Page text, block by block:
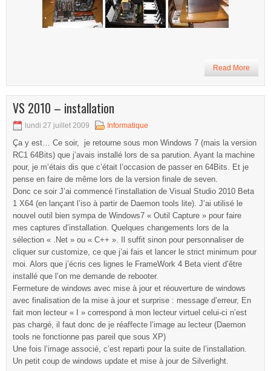
Read More
VS 2010 – installation
lundi 27 juillet 2009 Informatique
Ça y est… Ce soir, je retourne sous mon Windows 7 (mais la version
RC1 64Bits) que j’avais installé lors de sa parution. Ayant la machine
pour, je m’étais dis que c’était l’occasion de passer en 64Bits. Et je
pense en faire de même lors de la version finale de seven.
Donc ce soir J’ai commencé l’installation de Visual Studio 2010 Beta
1 X64 (en lançant l’iso à partir de Daemon tools lite). J’ai utilisé le
nouvel outil bien sympa de Windows7 « Outil Capture » pour faire
mes captures d’installation. Quelques changements lors de la
sélection « .Net » ou « C++ ». Il suffit sinon pour personnaliser de
cliquer sur customize, ce que j’ai fais et lancer le strict minimum pour
moi. Alors que j’écris ces lignes le FrameWork 4 Beta vient d’être
installé que l’on me demande de rebooter.
Fermeture de windows avec mise à jour et réouverture de windows
avec finalisation de la mise à jour et surprise : message d’erreur, En
fait mon lecteur « I » correspond à mon lecteur virtuel celui-ci n’est
pas chargé, il faut donc de je réaffecte l’image au lecteur (Daemon
tools ne fonctionne pas pareil que sous XP)
Une fois l’image associé, c’est reparti pour la suite de l’installation.
Un petit coup de windows update et mise à jour de Silverlight.